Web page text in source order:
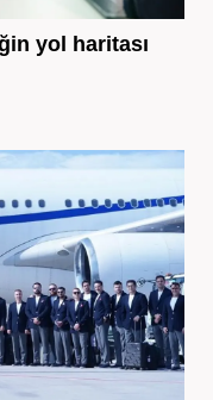
yol haritası